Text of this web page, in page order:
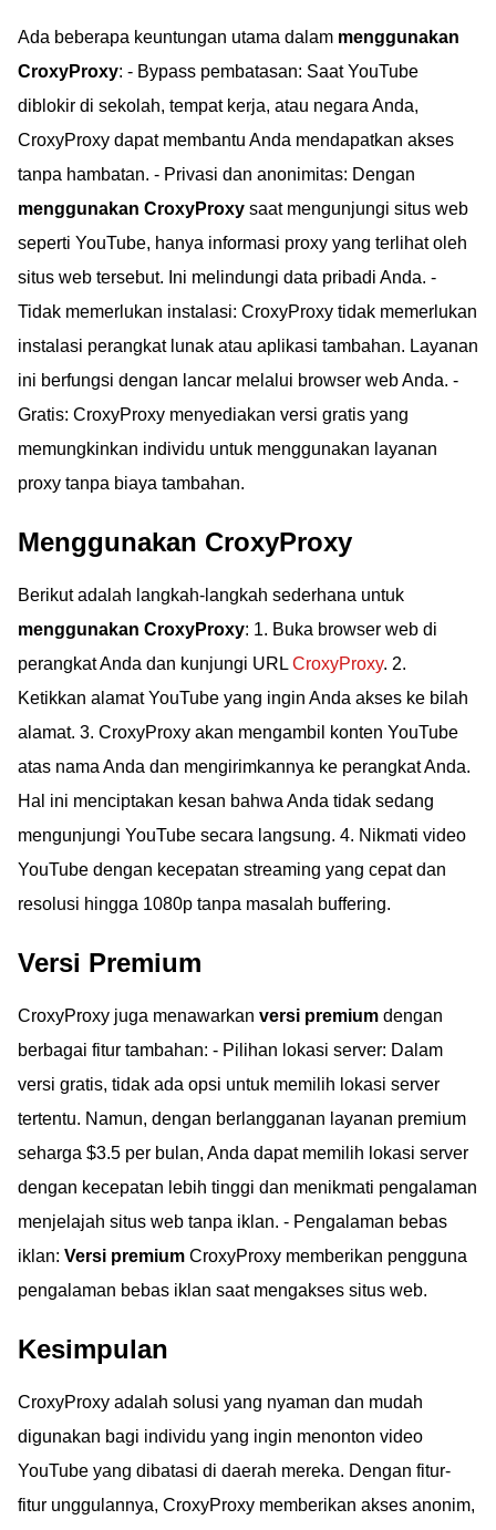
Ada beberapa keuntungan utama dalam menggunakan
CroxyProxy: - Bypass pembatasan: Saat YouTube
diblokir di sekolah, tempat kerja, atau negara Anda,
CroxyProxy dapat membantu Anda mendapatkan akses
tanpa hambatan. - Privasi dan anonimitas: Dengan
menggunakan CroxyProxy saat mengunjungi situs web
seperti YouTube, hanya informasi proxy yang terlihat oleh
situs web tersebut. Ini melindungi data pribadi Anda. -
Tidak memerlukan instalasi: CroxyProxy tidak memerlukan
instalasi perangkat lunak atau aplikasi tambahan. Layanan
ini berfungsi dengan lancar melalui browser web Anda. -
Gratis: CroxyProxy menyediakan versi gratis yang
memungkinkan individu untuk menggunakan layanan
proxy tanpa biaya tambahan.
Menggunakan CroxyProxy
Berikut adalah langkah-langkah sederhana untuk
menggunakan CroxyProxy: 1. Buka browser web di
perangkat Anda dan kunjungi URL CroxyProxy. 2.
Ketikkan alamat YouTube yang ingin Anda akses ke bilah
alamat. 3. CroxyProxy akan mengambil konten YouTube
atas nama Anda dan mengirimkannya ke perangkat Anda.
Hal ini menciptakan kesan bahwa Anda tidak sedang
mengunjungi YouTube secara langsung. 4. Nikmati video
YouTube dengan kecepatan streaming yang cepat dan
resolusi hingga 1080p tanpa masalah buffering.
Versi Premium
CroxyProxy juga menawarkan versi premium dengan
berbagai fitur tambahan: - Pilihan lokasi server: Dalam
versi gratis, tidak ada opsi untuk memilih lokasi server
tertentu. Namun, dengan berlangganan layanan premium
seharga $3.5 per bulan, Anda dapat memilih lokasi server
dengan kecepatan lebih tinggi dan menikmati pengalaman
menjelajah situs web tanpa iklan. - Pengalaman bebas
iklan: Versi premium CroxyProxy memberikan pengguna
pengalaman bebas iklan saat mengakses situs web.
Kesimpulan
CroxyProxy adalah solusi yang nyaman dan mudah
digunakan bagi individu yang ingin menonton video
YouTube yang dibatasi di daerah mereka. Dengan fitur-
fitur unggulannya, CroxyProxy memberikan akses anonim,